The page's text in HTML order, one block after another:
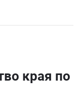
края по